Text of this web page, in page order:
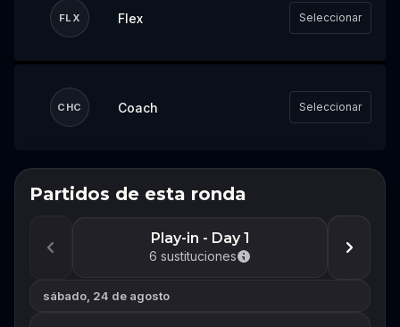
FLX Flex Seleccionar
CHC Coach Seleccionar
No te pierdas el próximo
Inicia sesión o crea una cuenta ahora para
abra el próximo evento.
Partidos de esta ronda
Play-in - Day 1
6 sustituciones
sábado, 24 de agosto